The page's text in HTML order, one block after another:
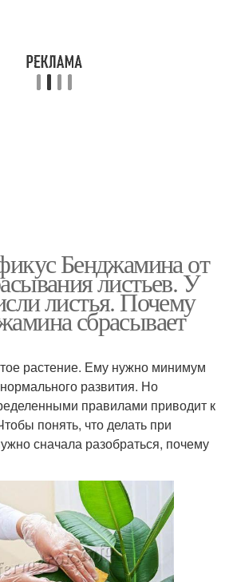
Бенджамина от
листьев. У
листья. Почему
сбрасывает
растение. Ему нужно минимум
развития. Но
правилами приводит к
понять, что делать при
сначала разобраться, почему